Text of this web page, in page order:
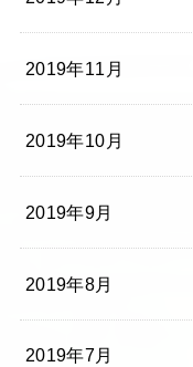
2019年11月
2019年10月
2019年9月
2019年8月
2019年7月